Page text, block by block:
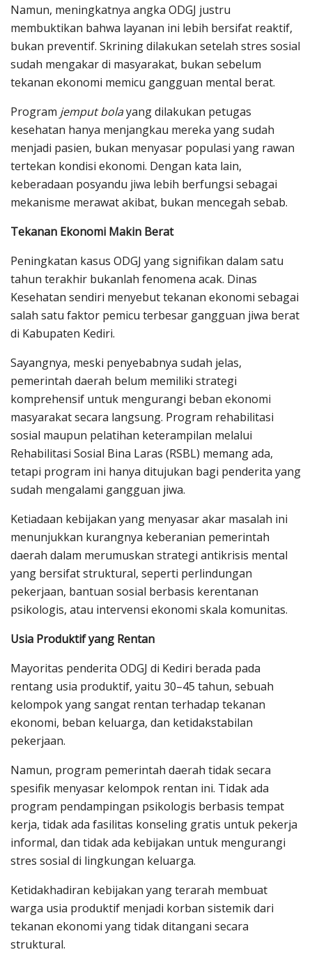
Namun, meningkatnya angka ODGJ justru
membuktikan bahwa layanan ini lebih bersifat reaktif,
bukan preventif. Skrining dilakukan setelah stres sosial
sudah mengakar di masyarakat, bukan sebelum
tekanan ekonomi memicu gangguan mental berat.
Program jemput bolayang dilakukan petugas
kesehatan hanya menjangkau mereka yang sudah
menjadi pasien, bukan menyasar populasi yang rawan
tertekan kondisi ekonomi. Dengan kata lain,
keberadaan posyandu jiwa lebih berfungsi sebagai
mekanisme merawat akibat, bukan mencegah sebab.
Tekanan Ekonomi Makin Berat
Peningkatan kasus ODGJ yang signifikan dalam satu
tahun terakhir bukanlah fenomena acak. Dinas
Kesehatan sendiri menyebut tekanan ekonomi sebagai
salah satu faktor pemicu terbesar gangguan jiwa berat
di Kabupaten Kediri.
Sayangnya, meski penyebabnya sudah jelas,
pemerintah daerah belum memiliki strategi
komprehensif untuk mengurangi beban ekonomi
masyarakat secara langsung. Program rehabilitasi
sosial maupun pelatihan keterampilan melalui
Rehabilitasi Sosial Bina Laras (RSBL) memang ada,
tetapi program ini hanya ditujukan bagi penderita yang
sudah mengalami gangguan jiwa.
Ketiadaan kebijakan yang menyasar akar masalah ini
menunjukkan kurangnya keberanian pemerintah
daerah dalam merumuskan strategi antikrisis mental
yang bersifat struktural, seperti perlindungan
pekerjaan, bantuan sosial berbasis kerentanan
psikologis, atau intervensi ekonomi skala komunitas.
Usia Produktif yang Rentan
Mayoritas penderita ODGJ di Kediri berada pada
rentang usia produktif, yaitu 30–45 tahun, sebuah
kelompok yang sangat rentan terhadap tekanan
ekonomi, beban keluarga, dan ketidakstabilan
pekerjaan.
Namun, program pemerintah daerah tidak secara
spesifik menyasar kelompok rentan ini. Tidak ada
program pendampingan psikologis berbasis tempat
kerja, tidak ada fasilitas konseling gratis untuk pekerja
informal, dan tidak ada kebijakan untuk mengurangi
stres sosial di lingkungan keluarga.
Ketidakhadiran kebijakan yang terarah membuat
warga usia produktif menjadi korban sistemik dari
tekanan ekonomi yang tidak ditangani secara
struktural.